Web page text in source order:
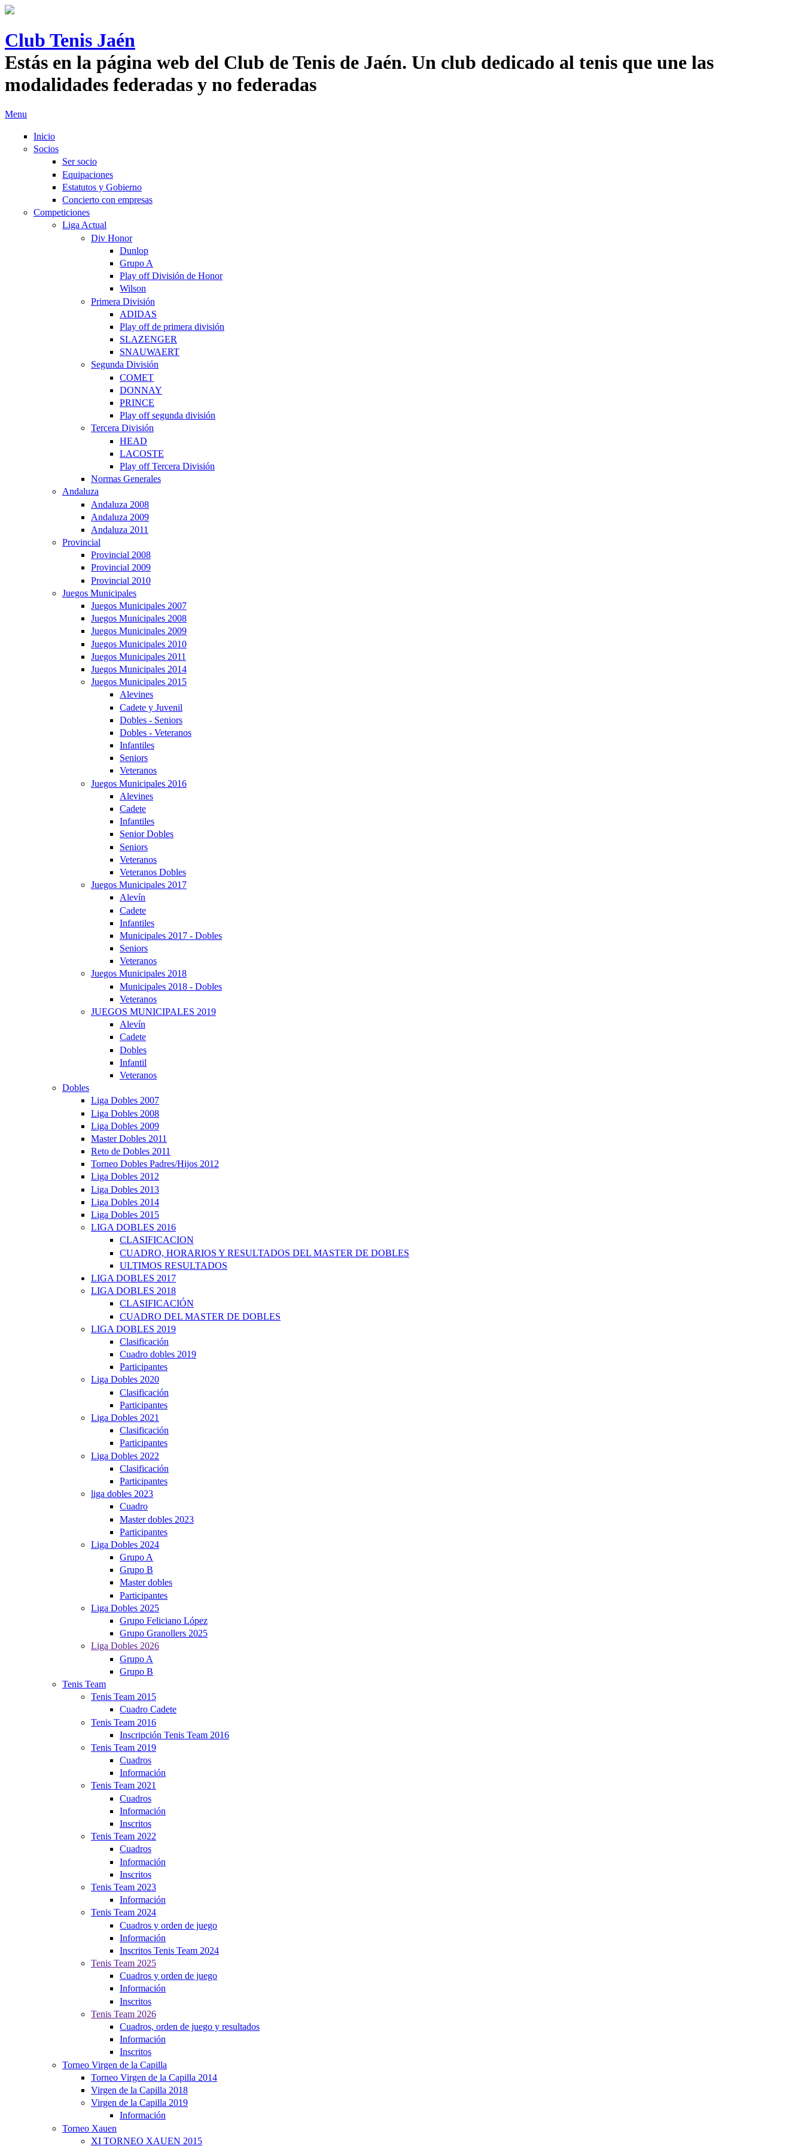
Pasar al contenido principal
Club Tenis Jaén
Estás en la página web del Club de Tenis de Jaén. Un club dedicado al tenis que une las
modalidades federadas y no federadas
Menu
Inicio
Socios
Ser socio
Equipaciones
Estatutos y Gobierno
Concierto con empresas
Competiciones
Liga Actual
Div Honor
Dunlop
Grupo A
Play off División de Honor
Wilson
Primera División
ADIDAS
Play off de primera división
SLAZENGER
SNAUWAERT
Segunda División
COMET
DONNAY
PRINCE
Play off segunda división
Tercera División
HEAD
LACOSTE
Play off Tercera División
Normas Generales
Andaluza
Andaluza 2008
Andaluza 2009
Andaluza 2011
Provincial
Provincial 2008
Provincial 2009
Provincial 2010
Juegos Municipales
Juegos Municipales 2007
Juegos Municipales 2008
Juegos Municipales 2009
Juegos Municipales 2010
Juegos Municipales 2011
Juegos Municipales 2014
Juegos Municipales 2015
Alevines
Cadete y Juvenil
Dobles - Seniors
Dobles - Veteranos
Infantiles
Seniors
Veteranos
Juegos Municipales 2016
Alevines
Cadete
Infantiles
Senior Dobles
Seniors
Veteranos
Veteranos Dobles
Juegos Municipales 2017
Alevín
Cadete
Infantiles
Municipales 2017 - Dobles
Seniors
Veteranos
Juegos Municipales 2018
Municipales 2018 - Dobles
Veteranos
JUEGOS MUNICIPALES 2019
Alevín
Cadete
Dobles
Infantil
Veteranos
Dobles
Liga Dobles 2007
Liga Dobles 2008
Liga Dobles 2009
Master Dobles 2011
Reto de Dobles 2011
Torneo Dobles Padres/Hijos 2012
Liga Dobles 2012
Liga Dobles 2013
Liga Dobles 2014
Liga Dobles 2015
LIGA DOBLES 2016
CLASIFICACION
CUADRO, HORARIOS Y RESULTADOS DEL MASTER DE DOBLES
ULTIMOS RESULTADOS
LIGA DOBLES 2017
LIGA DOBLES 2018
CLASIFICACIÓN
CUADRO DEL MASTER DE DOBLES
LIGA DOBLES 2019
Clasificación
Cuadro dobles 2019
Participantes
Liga Dobles 2020
Clasificación
Participantes
Liga Dobles 2021
Clasificación
Participantes
Liga Dobles 2022
Clasificación
Participantes
liga dobles 2023
Cuadro
Master dobles 2023
Participantes
Liga Dobles 2024
Grupo A
Grupo B
Master dobles
Participantes
Liga Dobles 2025
Grupo Feliciano López
Grupo Granollers 2025
Liga Dobles 2026
Grupo A
Grupo B
Tenis Team
Tenis Team 2015
Cuadro Cadete
Tenis Team 2016
Inscripción Tenis Team 2016
Tenis Team 2019
Cuadros
Información
Tenis Team 2021
Cuadros
Información
Inscritos
Tenis Team 2022
Cuadros
Información
Inscritos
Tenis Team 2023
Información
Tenis Team 2024
Cuadros y orden de juego
Información
Inscritos Tenis Team 2024
Tenis Team 2025
Cuadros y orden de juego
Información
Inscritos
Tenis Team 2026
Cuadros, orden de juego y resultados
Información
Inscritos
Torneo Virgen de la Capilla
Torneo Virgen de la Capilla 2014
Virgen de la Capilla 2018
Virgen de la Capilla 2019
Información
Torneo Xauen
XI TORNEO XAUEN 2015